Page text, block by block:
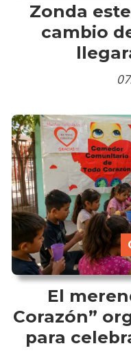
Zonda
cambio
El
Corazón”
para